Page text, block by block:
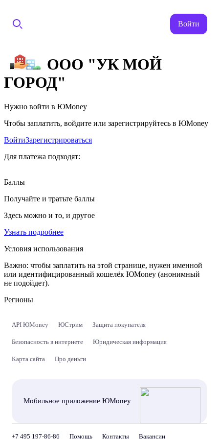
Войти
ООО "УК МОЙ
ГОРОД"
Нужно войти в ЮMoney
Чтобы заплатить, войдите или зарегистрируйтесь в ЮMoney
ВойтиЗарегистрироваться
Для платежа подходят:
Баллы
Получайте и тратьте баллы
Здесь можно и то, и другое
Узнать подробнее
Условия использования
Важно: чтобы заплатить на этой странице, нужен именной
или идентифицированный кошелёк ЮMoney (анонимный
не подойдет).
Регионы
API ЮMoney ЮСтрим Защита покупателя
Безопасность в интернете Юридическая информация
Карта сайта Про деньги
Мобильное приложение ЮMoney
+7 495 197-86-86 Помощь Контакты Вакансии